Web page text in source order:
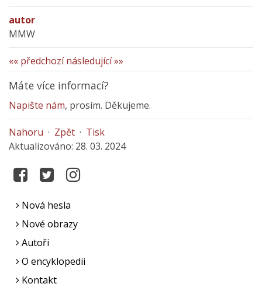
autor
MMW
«« předchozí následující »»
Máte více informací?
Napište nám, prosím. Děkujeme.
Nahoru · Zpět · Tisk
Aktualizováno: 28. 03. 2024
Nová hesla
Nové obrazy
Autoři
O encyklopedii
Kontakt